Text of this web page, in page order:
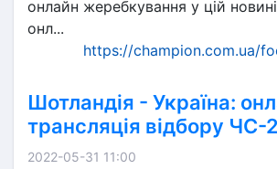
онлайн жеребкування у цій
онл...
https://champion.com.ua/
Шотландія - Україна:
трансляція відбору ЧС-
2022-05-31 11:00